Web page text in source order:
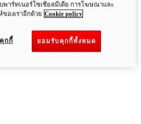
พาร์ทเนอร์โซเชียลมีเดีย การโฆษณาและ
ของเราอีกด้วย Cookie policy
ยอมรับคุกกี้ทั้งหมด
กกี้